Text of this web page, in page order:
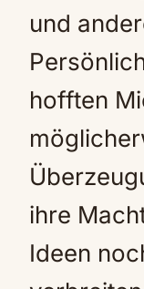
und
hofften
ihre
Ideen